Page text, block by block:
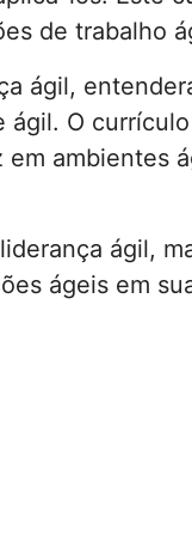
de trabalho
ágil,
ágil. O
ambientes
ágil,
ágeis em